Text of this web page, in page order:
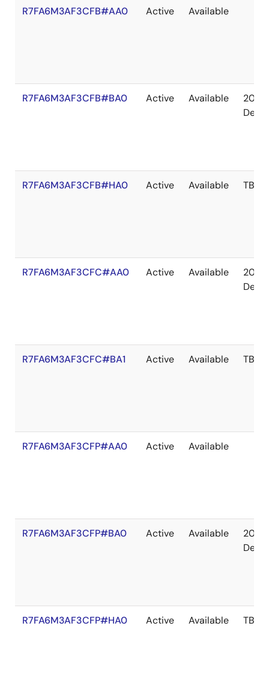
R7FA6M3AF3CFB#AA0 Active Available
R7FA6M3AF3CFB#BA0 Active Available
2041
Dec
R7FA6M3AF3CFB#HA0 Active Available TBD
R7FA6M3AF3CFC#AA0 Active Available
2039
Dec
R7FA6M3AF3CFC#BA1 Active Available TBD
R7FA6M3AF3CFP#AA0 Active Available
R7FA6M3AF3CFP#BA0 Active Available
2041
Dec
R7FA6M3AF3CFP#HA0 Active Available TBD